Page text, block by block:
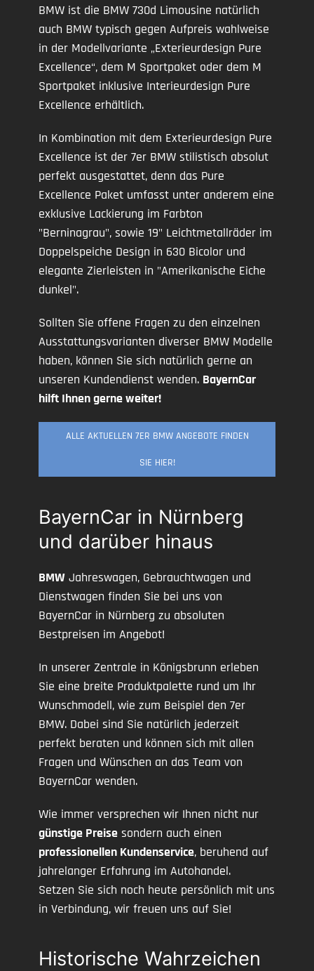
BMW ist die BMW 730d Limousine natürlich
auch BMW typisch gegen Aufpreis wahlweise
in der Modellvariante „Exterieurdesign Pure
Excellence“, dem M Sportpaket oder dem M
Sportpaket inklusive Interieurdesign Pure
Excellence erhältlich.
In Kombination mit dem Exterieurdesign Pure
Excellence ist der 7er BMW stilistisch absolut
perfekt ausgestattet, denn das Pure
Excellence Paket umfasst unter anderem eine
exklusive Lackierung im Farbton
"Berninagrau", sowie 19" Leichtmetallräder im
Doppelspeiche Design in 630 Bicolor und
elegante Zierleisten in "Amerikanische Eiche
dunkel".
Sollten Sie offene Fragen zu den einzelnen
Ausstattungsvarianten diverser BMW Modelle
haben, können Sie sich natürlich gerne an
unseren Kundendienst wenden. BayernCar
hilft Ihnen gerne weiter!
ALLE AKTUELLEN 7ER BMW ANGEBOTE FINDEN
SIE HIER!
BayernCar in Nürnberg
und darüber hinaus
BMW Jahreswagen, Gebrauchtwagen und
Dienstwagen finden Sie bei uns von
BayernCar in Nürnberg zu absoluten
Bestpreisen im Angebot!
In unserer Zentrale in Königsbrunn erleben
Sie eine breite Produktpalette rund um Ihr
Wunschmodell, wie zum Beispiel den 7er
BMW. Dabei sind Sie natürlich jederzeit
perfekt beraten und können sich mit allen
Fragen und Wünschen an das Team von
BayernCar wenden.
Wie immer versprechen wir Ihnen nicht nur
günstige Preise sondern auch einen
professionellen Kundenservice, beruhend auf
jahrelanger Erfahrung im Autohandel.
Setzen Sie sich noch heute persönlich mit uns
in Verbindung, wir freuen uns auf Sie!
Historische Wahrzeichen